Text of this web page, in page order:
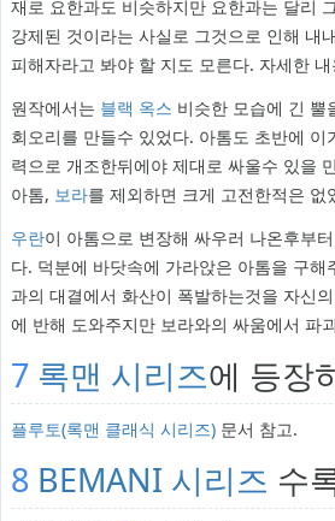
재로 요한과도 비슷하지만 요한과는 달리
강제된 것이라는 사실로 그것으로 인해 내
피해자라고 봐야 할 지도 모른다. 자세한 내
원작에서는 블랙 옥스 비슷한 모습에 긴 뿔
회오리를 만들수 있었다. 아톰도 초반에
력으로 개조한뒤에야 제대로 싸울수 있을
아톰, 보라를 제외하면 크게 고전한적은 없
우란이 아톰으로 변장해 싸우러 나온후부
다. 덕분에 바닷속에 가라앉은 아톰을 구해
과의 대결에서 화산이 폭발하는것을 자신
에 반해 도와주지만 보라와의 싸움에서 파
7 록맨 시리즈에 등장
플루토(록맨 클래식 시리즈)문서 참고.
8 BEMANI 시리즈 수